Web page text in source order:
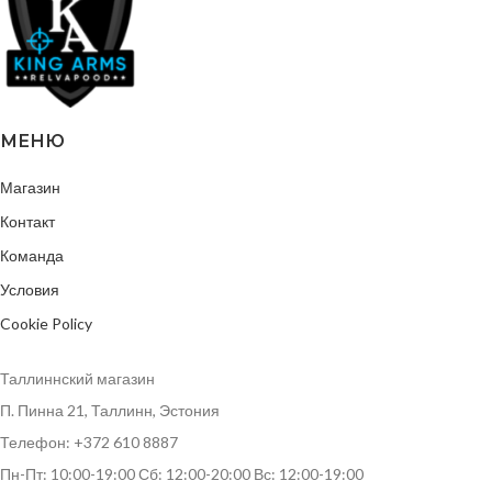
МЕНЮ
Магазин
Контакт
Команда
Условия
Cookie Policy
Таллиннский магазин
П. Пинна 21, Таллинн, Эстония
Телефон: +372 610 8887
Пн-Пт: 10:00-19:00 Сб: 12:00-20:00 Вс: 12:00-19:00